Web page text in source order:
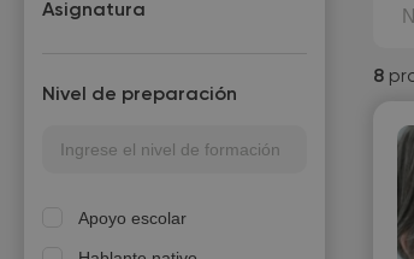
8
Asignatura
Nivel de preparación
Apoyo escolar